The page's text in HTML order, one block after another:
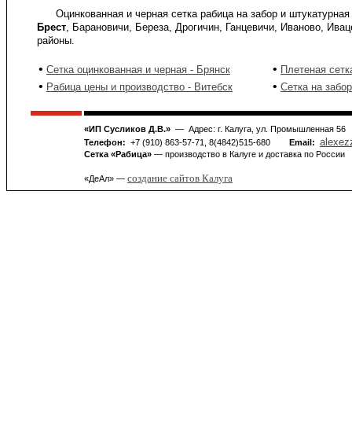
Оцинкованная и черная сетка рабица на забор и
Брест, Барановичи, Береза, Дрогичин, Ганцевичи, Иваново,
районы.
• Сетка оцинкованная и черная - Брянск • Плетеная
• Рабица цены и производство - Витебск • Сетка на
«ИП Сусликов Д.В.» — Адрес: г. Калуга, ул. Промышленная 56
Телефон: +7 (910) 863-57-71, 8(4842)515-680 Email:
Сетка «Рабица» — производство в Калуге и доставка по России
«ДеАл» — создание сайтов Калуга